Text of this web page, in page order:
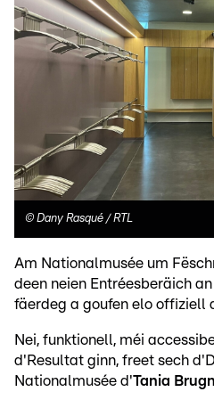
© Dany Rasqué / RTL
Am Nationalmusée um
deen neien Entréesberäich
fäerdeg a goufen elo offiziell
Nei, funktionell, méi
d'Resultat ginn, freet sech
Nationalmusée d'Tania